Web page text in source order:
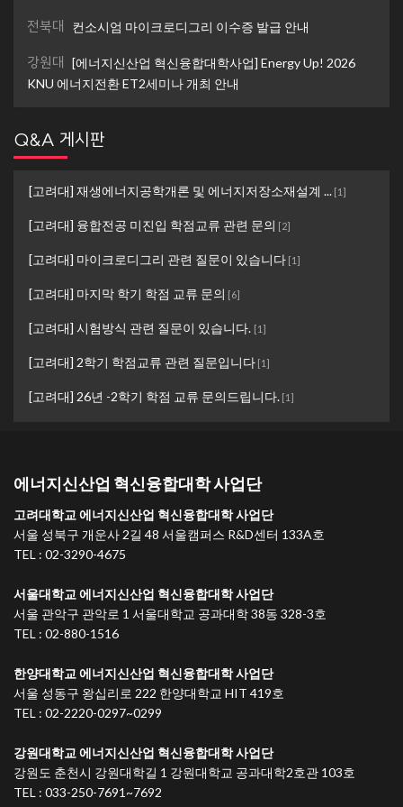
전북대 컨소시엄 마이크로디그리 이수증 발급 안내
강원대 [에너지신산업 혁신융합대학사업] Energy Up! 2026
KNU 에너지전환 ET2세미나 개최 안내
Q&A 게시판
[고려대] 재생에너지공학개론 및 에너지저장소재설계 ... [1]
[고려대] 융합전공 미진입 학점교류 관련 문의 [2]
[고려대] 마이크로디그리 관련 질문이 있습니다 [1]
[고려대] 마지막 학기 학점 교류 문의 [6]
[고려대] 시험방식 관련 질문이 있습니다. [1]
[고려대] 2학기 학점교류 관련 질문입니다 [1]
[고려대] 26년 -2학기 학점 교류 문의드립니다. [1]
에너지신산업 혁신융합대학 사업단
고려대학교 에너지신산업 혁신융합대학 사업단
서울 성북구 개운사 2길 48 서울캠퍼스 R&D센터 133A호
TEL : 02-3290-4675
서울대학교 에너지신산업 혁신융합대학 사업단
서울 관악구 관악로 1 서울대학교 공과대학 38동 328-3호
TEL : 02-880-1516
한양대학교 에너지신산업 혁신융합대학 사업단
서울 성동구 왕십리로 222 한양대학교 HIT 419호
TEL : 02-2220-0297~0299
강원대학교 에너지신산업 혁신융합대학 사업단
강원도 춘천시 강원대학길 1 강원대학교 공과대학2호관 103호
TEL : 033-250-7691~7692